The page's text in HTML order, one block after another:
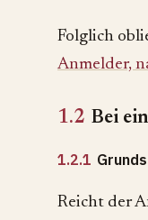
Folglich
Anmelder,
1.2 Bei
1.2.1
Reicht der